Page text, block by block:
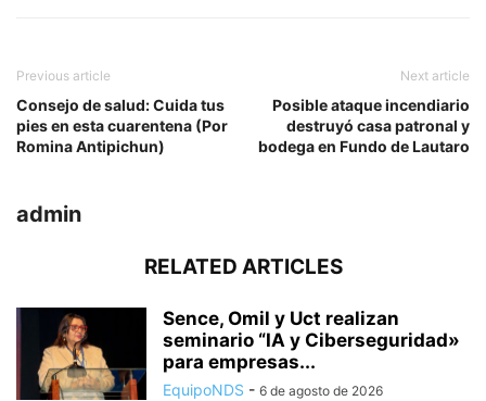
Previous article
Consejo de salud: Cuida tus
pies en esta cuarentena (Por
Romina Antipichun)
Next article
Posible ataque incendiario
destruyó casa patronal y
bodega en Fundo de Lautaro
admin
RELATED ARTICLES
Sence, Omil y Uct realizan
seminario “IA y Ciberseguridad»
para empresas...
EquipoNDS - 6 de agosto de 2026